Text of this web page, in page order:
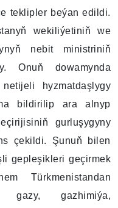
teklipler beýan edildi.
wekiliýetiniň we
nebit ministriniň
Onuň dowamynda
hyzmatdaşlygy
bildirilip ara alnyp
gurluşygyny
çekildi. Şunuň bilen
gepleşikleri geçirmek
Türkmenistandan
gazy, gazhimiýa,